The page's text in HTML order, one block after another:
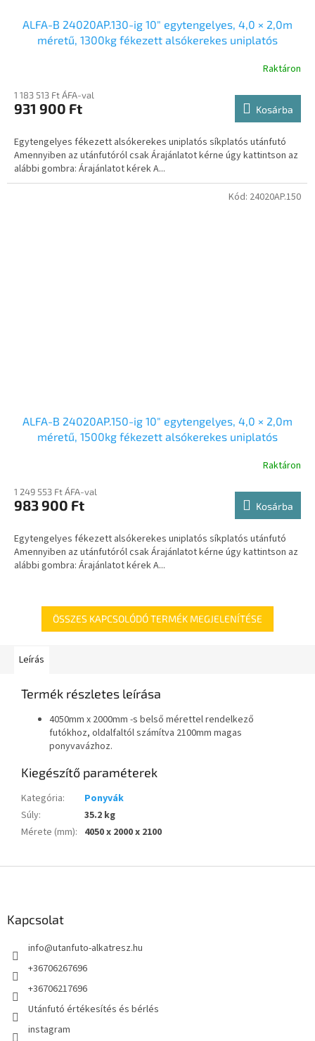
ALFA-B 24020AP.130-ig 10″ egytengelyes, 4,0 × 2,0m
méretű, 1300kg fékezett alsókerekes uniplatós
Raktáron
1 183 513 Ft ÁFA-val
931 900 Ft Kosárba
Egytengelyes fékezett alsókerekes uniplatós síkplatós utánfutó
Amennyiben az utánfutóról csak Árajánlatot kérne úgy kattintson az
alábbi gombra: Árajánlatot kérek A...
ALFA-B 24020AP.150-ig 10″ egytengelyes, 4,0 × 2,0m
méretű, 1500kg fékezett alsókerekes uniplatós
Raktáron
1 249 553 Ft ÁFA-val
983 900 Ft Kosárba
Egytengelyes fékezett alsókerekes uniplatós síkplatós utánfutó
Amennyiben az utánfutóról csak Árajánlatot kérne úgy kattintson az
alábbi gombra: Árajánlatot kérek A...
Kód: 24020AP.150
ÖSSZES KAPCSOLÓDÓ TERMÉK MEGJELENÍTÉSE
Leírás
Termék részletes leírása
4050mm x 2000mm -s belső mérettel rendelkező
futókhoz, oldalfaltól számítva 2100mm magas
ponyvavázhoz.
Kiegészítő paraméterek
Kategória:
Ponyvák
Súly:
35.2 kg
Mérete (mm): 4050 x 2000 x 2100
Kapcsolat
info@utanfuto-alkatresz.hu
+36706267696
+36706217696
Utánfutó értékesítés és bérlés
instagram